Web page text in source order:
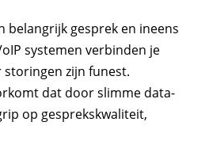
belangrijk gesprek en ineens
systemen verbinden je
zijn funest.
dat door slimme data-
op gesprekskwaliteit,